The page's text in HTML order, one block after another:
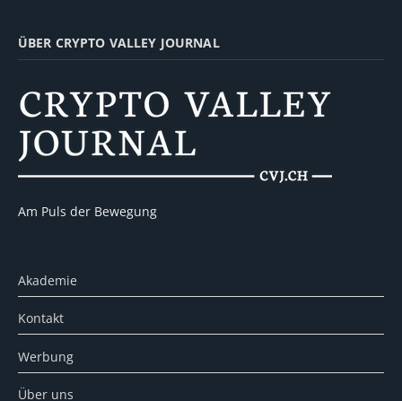
ÜBER CRYPTO VALLEY JOURNAL
Am Puls der Bewegung
Akademie
Kontakt
Werbung
Über uns